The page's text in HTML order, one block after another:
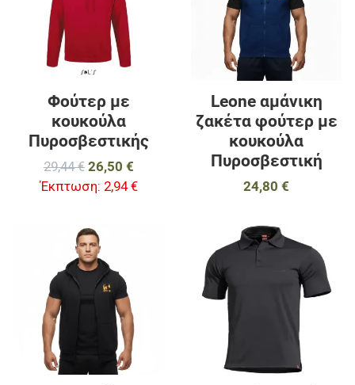
Γρήγορη ματιά
Φούτερ με
κουκούλα
Πυροσβεστικής
29,44 € 26,50 €
Έκπτωση: 2,94 €
Leone αμάνικη
ζακέτα φούτερ με
κουκούλα
Πυροσβεστική
24,80 €
Προσθήκη στα αγαπημένα
Προσθήκη για σύγκριση
Γρήγορη ματιά